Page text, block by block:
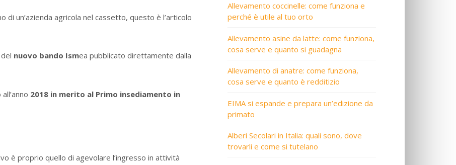
di un’azienda agricola nel cassetto, questo è l’articolo
nuovo bando Ismea pubblicato direttamente dalla
2018 in merito al Primo insediamento in
è proprio quello di agevolare l’ingresso in attività
Allevamento coccinelle: come funziona e
perché è utile al tuo orto
Allevamento asine da latte: come funziona,
cosa serve e quanto si guadagna
Allevamento di anatre: come funziona,
cosa serve e quanto è redditizio
EIMA si espande e prepara un’edizione da
primato
Alberi Secolari in Italia: quali sono, dove
trovarli e come si tutelano